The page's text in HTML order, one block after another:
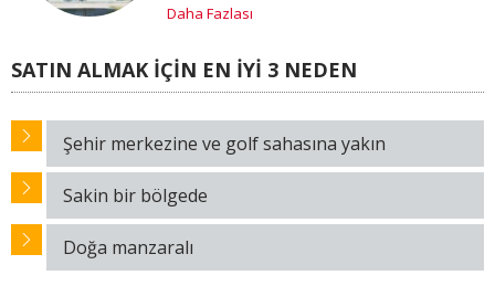
Daha Fazlası
SATIN ALMAK İÇİN EN İYİ 3 NEDEN
Şehir merkezine ve golf sahasına yakın
Sakin bir bölgede
Doğa manzaralı